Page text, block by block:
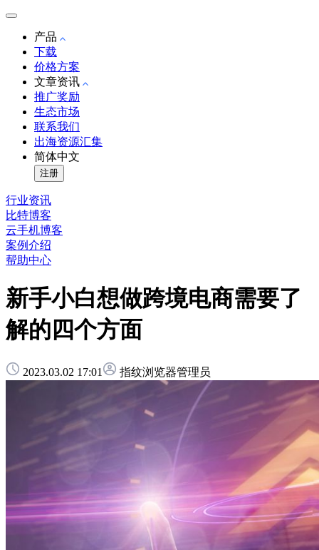
产品
下载
价格方案
文章资讯
推广奖励
生态市场
联系我们
出海资源汇集
简体中文
注册
行业资讯
比特博客
云手机博客
案例介绍
帮助中心
新手小白想做跨境电商需要了
解的四个方面
2023.03.02 17:01 指纹浏览器管理员